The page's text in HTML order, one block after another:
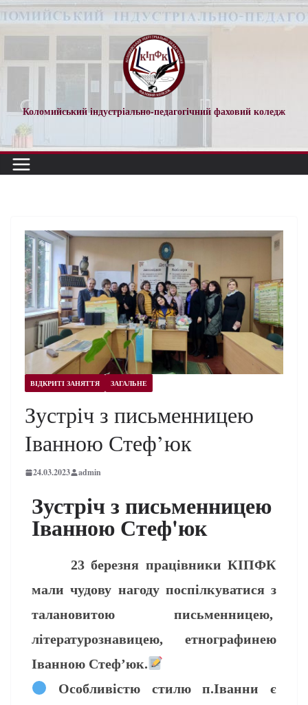
Коломийський індустріально-педагогічний фаховий коледж
ВІДКРИТІ ЗАНЯТТЯ ЗАГАЛЬНЕ
Зустріч з письменницею
Іванною Стеф’юк
24.03.2023 admin
Зустріч з письменницею
Іванною Стеф'юк
23 березня працівники КІПФК
мали чудову нагоду поспілкуватися з
талановитою письменницею,
літературознавицею, етнографинею
Іванною Стеф’юк.
Особливістю стилю п.Іванни є